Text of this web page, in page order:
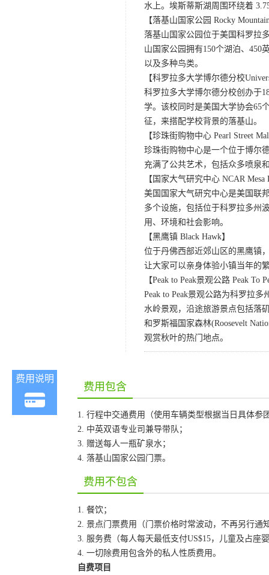
水上。埃斯蒂斯湖周围环绕着
【落基山国家公园 Rocky
落基山国家公园位于美国科罗拉
山国家公园拥有150个湖泊、450
以及多种鸟类。
【科罗拉多大学博尔德分校
科罗拉多大学博尔德分校创办于
学。该校同时是美国大学协会65
征，来搭配学校背景的落基山。
【珍珠街购物中心 Pearl Street
珍珠街购物中心是一个位于博尔
充满了公共艺术，包括众多喷泉
【国家大气研究中心 NCAR Mesa
美国国家大气研究中心是美国联
多个设施，包括位于科罗拉多州
用、环境和社会影响。
【黑鹰镇 Black Hawk】
位于丹佛西部近郊山区的黑鹰镇
让大家可以亲身体验小镇当年的
【Peak to Peak景观公路 Peak To
Peak to Peak景观公路为科罗拉
水岭景观，沿途旅游景点包括落
和罗斯福国家森林(Roosevelt
观赏秋叶的热门地点。
费用说明
费用包含
1. 行程中交通费用（使用车辆类型根据当日具体参
2. 中英双语专业司兼导带队；
3. 赠送每人一瓶矿泉水；
4. 落基山国家公园门票。
费用不包含
1. 餐饮；
2. 景点门票费用（门票价格时常波动，不再另行通
3. 服务费（每人每天最低支付US$15，儿童及占座
4. 一切除费用包含外的私人性质费用。
自费项目